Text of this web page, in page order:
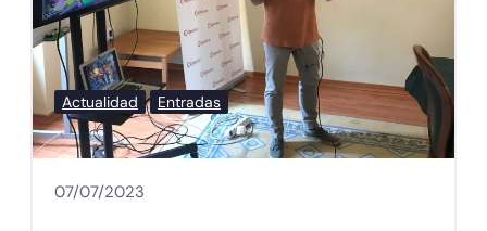
Actualidad Entradas
07/07/2023